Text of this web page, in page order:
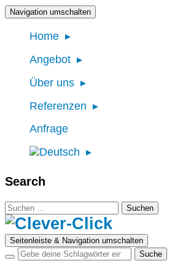
Navigation umschalten
Home
Angebot
Über uns
Referenzen
Anfrage
Search
Suchen
nach:
Seitenleiste & Navigation umschalten